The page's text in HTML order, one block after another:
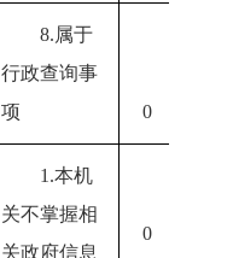
8.属于
行政查询事
项
0
1.本机
关不掌握相
关政府信息
0